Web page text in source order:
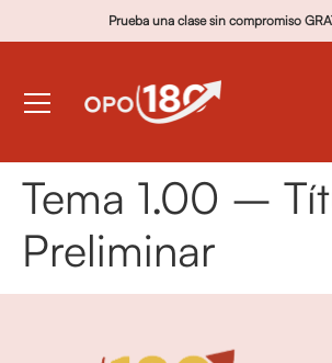
Prueba una clase sin compromiso
Tema 1.00 –
Preliminar